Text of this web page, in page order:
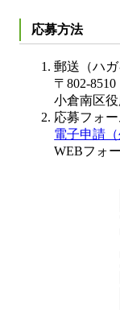
応募方法
郵送（ハガ
〒802-
小倉南区
応募フォー
電子申請（
WEBフォ